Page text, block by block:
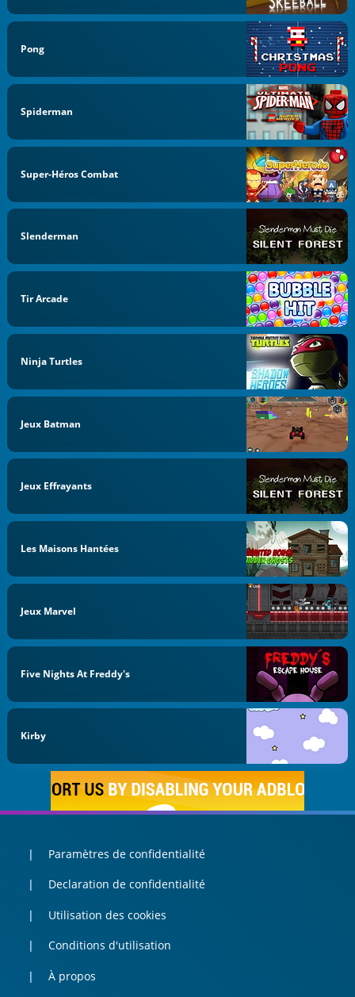
Pong
Spiderman
Super-Héros Combat
Slenderman
Tir Arcade
Ninja Turtles
Jeux Batman
Jeux Effrayants
Les Maisons Hantées
Jeux Marvel
Five Nights At Freddy's
Kirby
Paramètres de confidentialité
Declaration de confidentialité
Utilisation des cookies
Conditions d'utilisation
À propos